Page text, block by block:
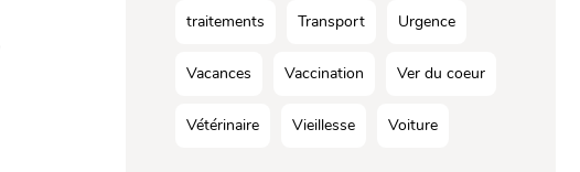
traitements Transport Urgence
Vacances Vaccination Ver du coeur
Vétérinaire Vieillesse Voiture